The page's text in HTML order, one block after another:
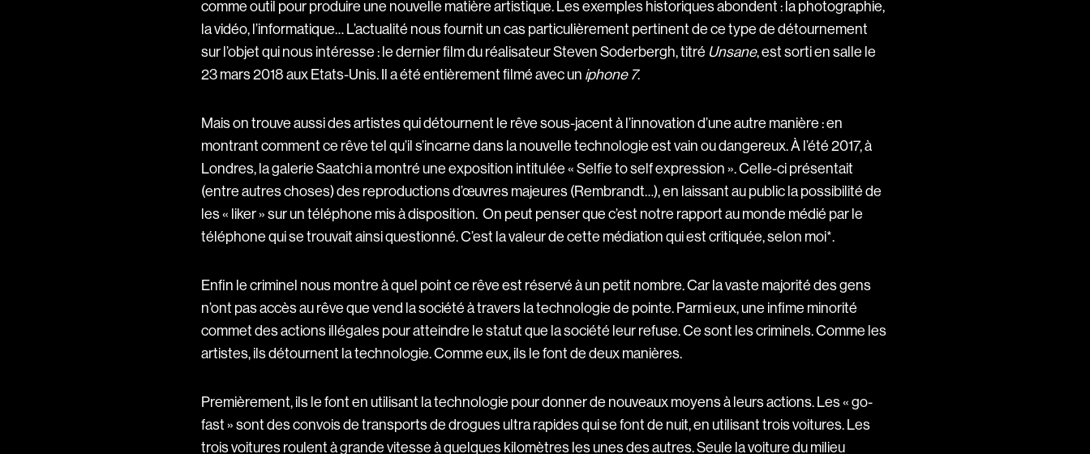
comme outil pour produire une nouvelle matière artistique. Les exemples historiques abondent : la photographie,
la vidéo, l’informatique… L’actualité nous fournit un cas particulièrement pertinent de ce type de détournement
sur l’objet qui nous intéresse : le dernier film du réalisateur Steven Soderbergh, titré Unsane, est sorti en salle le
23 mars 2018 aux Etats-Unis. Il a été entièrement filmé avec un iphone 7.
Mais on trouve aussi des artistes qui détournent le rêve sous-jacent à l’innovation d’une autre manière : en
montrant comment ce rêve tel qu’il s’incarne dans la nouvelle technologie est vain ou dangereux. À l’été 2017, à
Londres, la galerie Saatchi a montré une exposition intitulée « Selfie to self expression ». Celle-ci présentait
(entre autres choses) des reproductions d’œuvres majeures (Rembrandt…), en laissant au public la possibilité de
les « liker » sur un téléphone mis à disposition. On peut penser que c’est notre rapport au monde médié par le
téléphone qui se trouvait ainsi questionné. C’est la valeur de cette médiation qui est critiquée, selon moi*.
Enfin le criminel nous montre à quel point ce rêve est réservé à un petit nombre. Car la vaste majorité des gens
n’ont pas accès au rêve que vend la société à travers la technologie de pointe. Parmi eux, une infime minorité
commet des actions illégales pour atteindre le statut que la société leur refuse. Ce sont les criminels. Comme les
artistes, ils détournent la technologie. Comme eux, ils le font de deux manières.
Premièrement, ils le font en utilisant la technologie pour donner de nouveaux moyens à leurs actions. Les « go-
fast » sont des convois de transports de drogues ultra rapides qui se font de nuit, en utilisant trois voitures. Les
trois voitures roulent à grande vitesse à quelques kilomètres les unes des autres. Seule la voiture du milieu